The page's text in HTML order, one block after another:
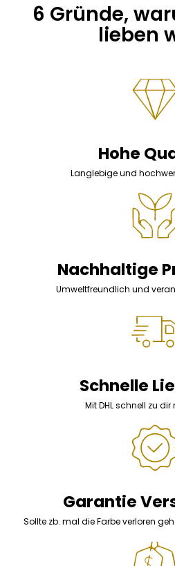
6 Gründe,
lieben
Hohe
Langlebige und
Nachhaltige
Umweltfreundlich und
Schnelle
Mit DHL schnell zu
Garantie
Sollte zb. mal die Farbe verloren